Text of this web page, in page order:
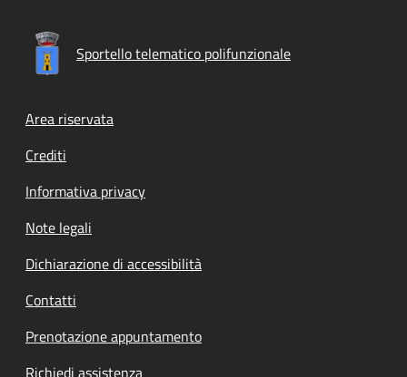
Sportello telematico polifunzionale
Footer menu
Area riservata
Crediti
Informativa privacy
Note legali
Dichiarazione di accessibilità
Contatti
Prenotazione appuntamento
Richiedi assistenza